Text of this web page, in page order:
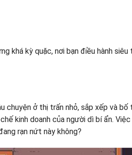
khá kỳ quặc, nơi bạn điều hành
chuyện ở thị trấn nhỏ, sắp xếp và
kinh doanh của người dì bí ẩn.
rạn nứt này không?